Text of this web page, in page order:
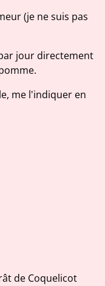
(je ne suis pas
jour directement
me l'indiquer en
de Coquelicot